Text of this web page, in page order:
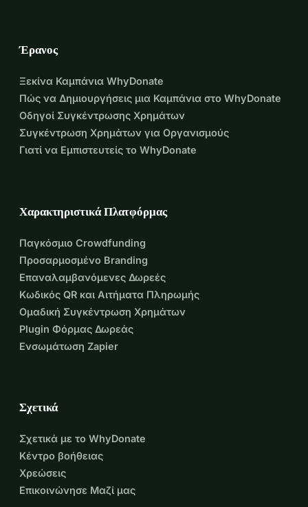
Έρανος
Ξεκίνα Καμπάνια WhyDonate
Πώς να Δημιουργήσεις μια Καμπάνια στο WhyDonate
Οδηγοί Συγκέντρωσης Χρημάτων
Συγκέντρωση Χρημάτων για Οργανισμούς
Γιατί να Εμπιστευτείς το WhyDonate
Χαρακτηριστικά Πλατφόρμας
Παγκόσμιο Crowdfunding
Προσαρμοσμένο Branding
Επαναλαμβανόμενες Δωρεές
Κωδικός QR και Αιτήματα Πληρωμής
Ομαδική Συγκέντρωση Χρημάτων
Plugin Φόρμας Δωρεάς
Ενσωμάτωση Zapier
Σχετικά
Σχετικά με το WhyDonate
Κέντρο βοήθειας
Χρεώσεις
Επικοινώνησε Μαζί μας